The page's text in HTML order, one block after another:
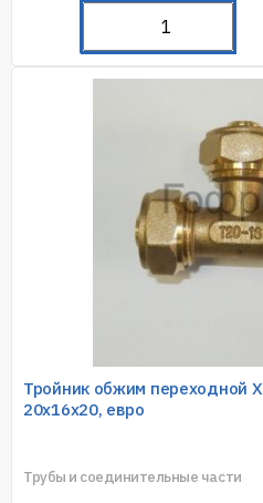
Тройник обжим переходной
20х16х20, евро
Трубы и соединительные части